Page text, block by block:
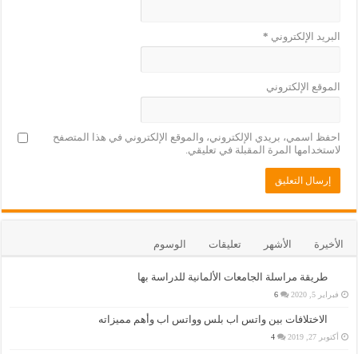
البريد الإلكتروني *
الموقع الإلكتروني
احفظ اسمي، بريدي الإلكتروني، والموقع الإلكتروني في هذا المتصفح
لاستخدامها المرة المقبلة في تعليقي.
الأخيرة الأشهر تعليقات الوسوم
طريقة مراسلة الجامعات الألمانية للدراسة بها
فبراير 5, 2020 6
الاختلافات بين واتس اب بلس وواتس اب وأهم مميزاته
أكتوبر 27, 2019 4